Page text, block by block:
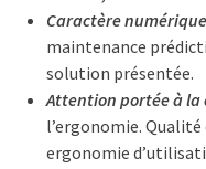
Caractère numérique
maintenance
solution présentée.
Attention portée à
l’ergonomie.
ergonomie